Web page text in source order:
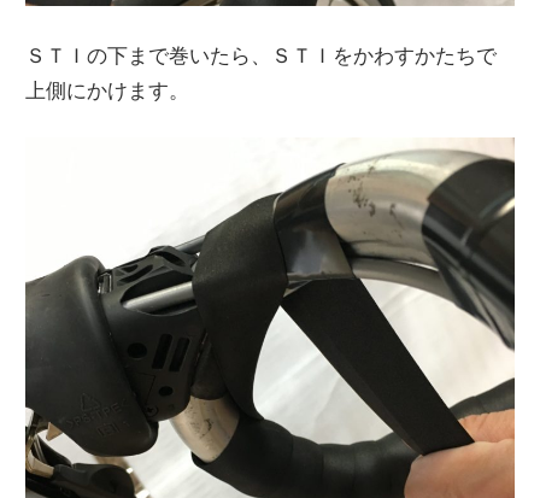
ＳＴＩの下まで巻いたら、ＳＴＩをかわすかたちで
上側にかけます。